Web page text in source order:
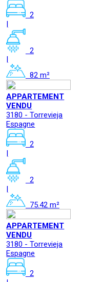
2
|
2
82 m²
APPARTEMENT
VENDU
3180 - Torrevieja
Espagne
2
|
2
|
75.42 m²
APPARTEMENT
VENDU
3180 - Torrevieja
Espagne
2